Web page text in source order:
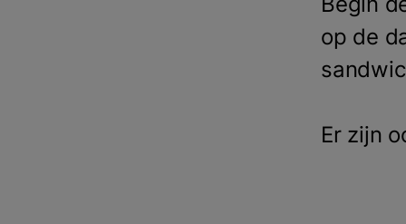
op de
Er zijn